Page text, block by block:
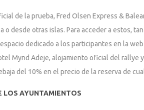
de la prueba, Fred Olsen Express &
o desde otras islas. Para acceder a estos,
dedicado a los participantes en la
Mynd Adeje, alojamiento oficial del
del 10% en el precio de la reserva de
LOS AYUNTAMIENTOS